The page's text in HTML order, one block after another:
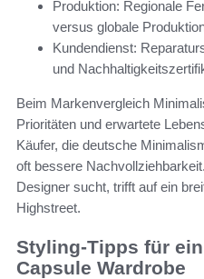
Produktion: Regionale
versus globale
Kundendienst:
und
Beim Markenvergleich
Prioritäten und erwartete
Käufer, die deutsche
oft bessere
Designer sucht, trifft auf ein
Highstreet.
Styling-Tipps für
Capsule Wardrobe